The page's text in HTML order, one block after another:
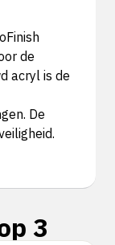
de
acryl is de
De
3